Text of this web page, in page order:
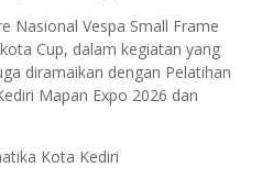
Nasional Vespa Small Frame
Cup, dalam kegiatan yang
diramaikan dengan Pelatihan
Mapan Expo 2026 dan
Kota Kediri